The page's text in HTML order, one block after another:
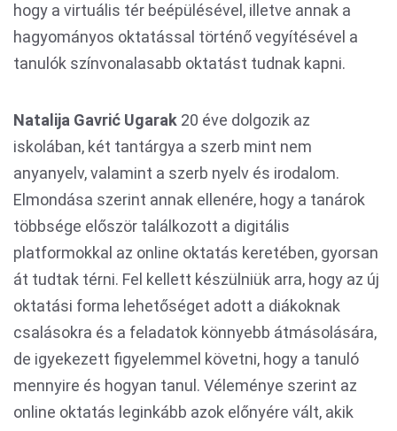
hogy a virtuális tér beépülésével, illetve annak a
hagyományos oktatással történő vegyítésével a
tanulók színvonalasabb oktatást tudnak kapni.
Natalija Gavrić Ugarak 20 éve dolgozik az
iskolában, két tantárgya a szerb mint nem
anyanyelv, valamint a szerb nyelv és irodalom.
Elmondása szerint annak ellenére, hogy a tanárok
többsége először találkozott a digitális
platformokkal az online oktatás keretében, gyorsan
át tudtak térni. Fel kellett készülniük arra, hogy az új
oktatási forma lehetőséget adott a diákoknak
csalásokra és a feladatok könnyebb átmásolására,
de igyekezett figyelemmel követni, hogy a tanuló
mennyire és hogyan tanul. Véleménye szerint az
online oktatás leginkább azok előnyére vált, akik